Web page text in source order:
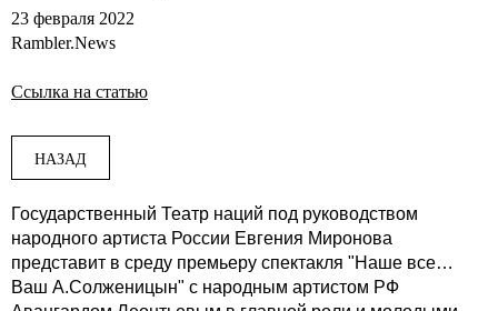
23 февраля 2022
Rambler.News
Ссылка на статью
НАЗАД
Государственный Театр наций под руководством
народного артиста России Евгения Миронова
представит в среду премьеру спектакля "Наше все…
Ваш А.Солженицын" с народным артистом РФ